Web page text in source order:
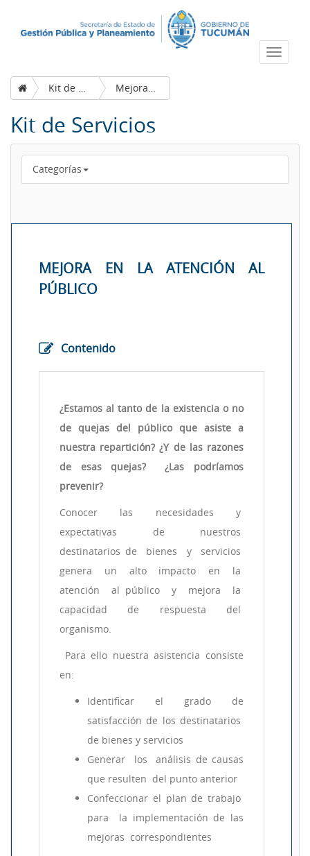
Kit de Servicios
Mejora en la atención al público
Kit de Servicios
Categorías
MEJORA EN LA ATENCIÓN AL
PÚBLICO
Contenido
¿Estamos al tanto de la existencia o no
de quejas del público que asiste a
nuestra repartición? ¿Y de las razones
de esas quejas? ¿Las podríamos
prevenir?
Conocer las necesidades y
expectativas de nuestros
destinatarios de bienes y servicios
genera un alto impacto en la
atención al público y mejora la
capacidad de respuesta del
organismo.
Para ello nuestra asistencia consiste
en:
Identificar el grado de
satisfacción de los destinatarios
de bienes y servicios
Generar los análisis de causas
que resulten del punto anterior
Confeccionar el plan de trabajo
para la implementación de las
mejoras correspondientes